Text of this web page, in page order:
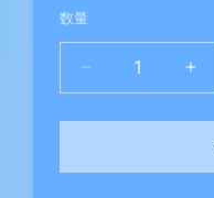
格
数量
【